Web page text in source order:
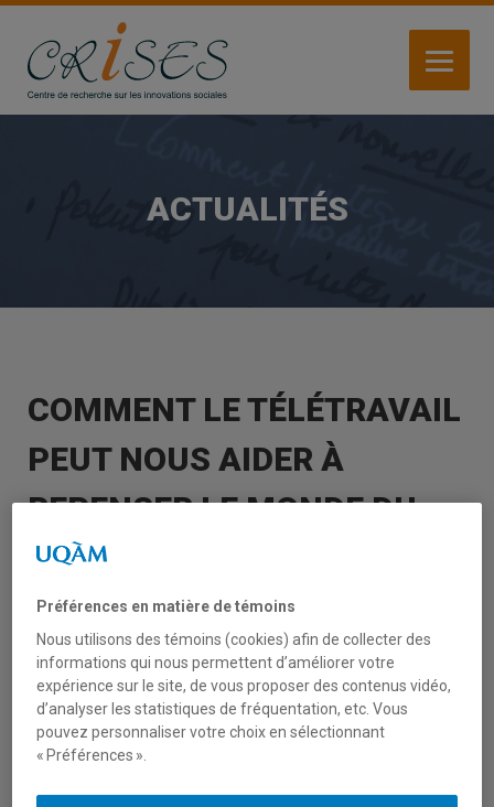
Aller
contenu
principal
ACTUALITÉS
COMMENT LE TÉLÉTRAVAIL
PEUT NOUS AIDER À
REPENSER LE MONDE DU
TRAVAIL
forme de travail plus flexible ? (…)
.
Nous considérons cette période de reprise
comme une occasion de réfléchir aux formes
que prendra le monde du travail dans l’avenir.
Mais comment profiter de cette occasion
Préférences en matière de témoins
Nous utilisons des témoins (cookies) afin de collecter des
informations qui nous permettent d’améliorer votre
expérience sur le site, de vous proposer des contenus vidéo,
d’analyser les statistiques de fréquentation, etc. Vous
pouvez personnaliser votre choix en sélectionnant
« Préférences ».